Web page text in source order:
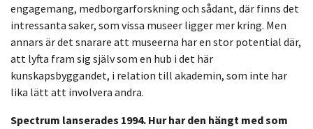
engagemang, medborgarforskning och sådant, där finns det
intressanta saker, som vissa museer ligger mer kring. Men
annars är det snarare att museerna har en stor potential där,
att lyfta fram sig själv som en hub i det här
kunskapsbyggandet, i relation till akademin, som inte har
lika lätt att involvera andra.
Spectrum lanserades 1994. Hur har den hängt med som